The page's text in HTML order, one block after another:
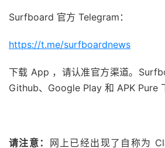
Surfboard 官方 Telegram：
https://t.me/surfboardnews
下载 App ，请认准官方渠道。
Github、Google Play 和 APK Pure
请注意：
网上已经出现了自称为